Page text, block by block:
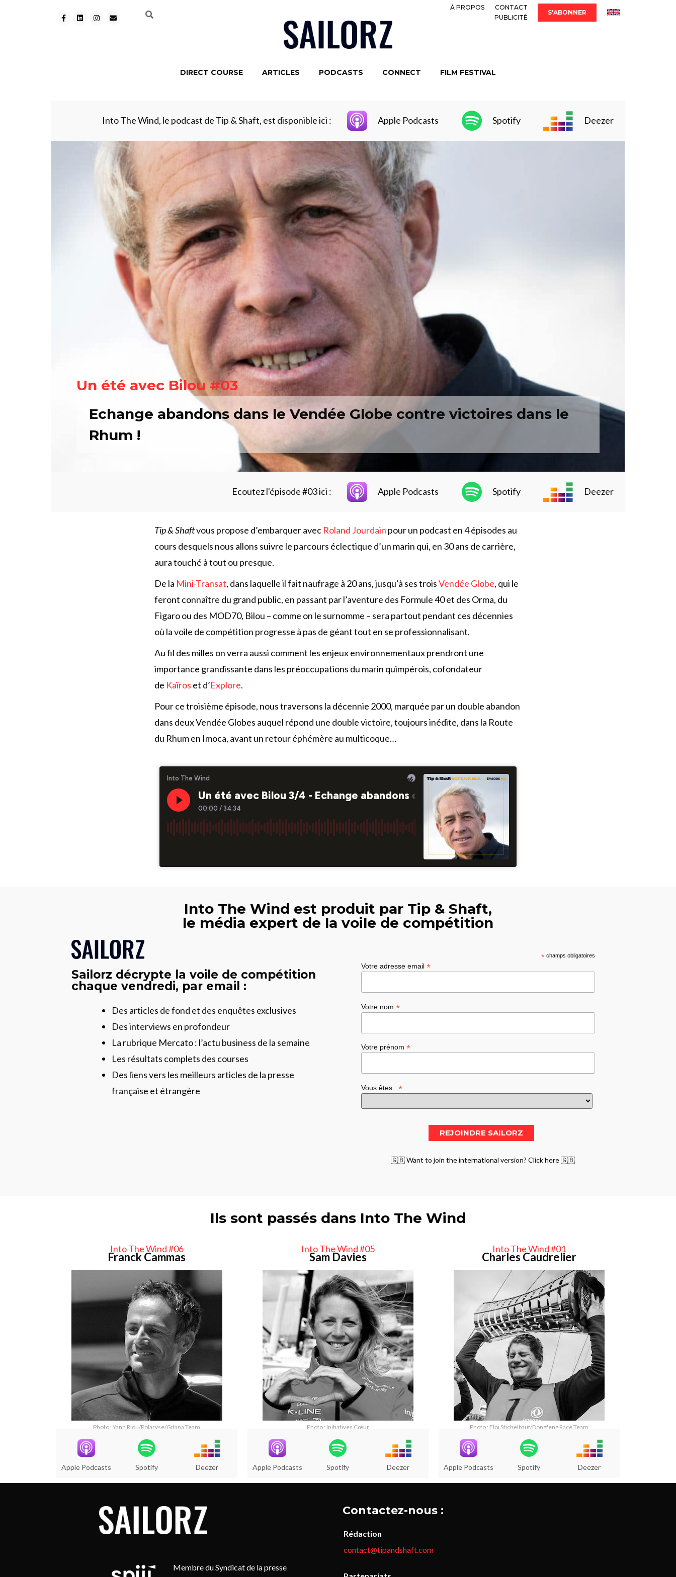
À PROPOS
CONTACT
PUBLICITÉ
S'ABONNER
DIRECT COURSE ARTICLES PODCASTS CONNECT FILM FESTIVAL
Into The Wind, le podcast de Tip & Shaft, est disponible ici : Apple Podcasts Spotify Deezer
Un été avec Bilou #03
Echange abandons dans le Vendée Globe contre victoires dans le
Rhum !
Ecoutez l'épisode #03 ici : Apple Podcasts Spotify Deezer
Tip & Shaftvous propose d’embarquer avec Roland Jourdain pour un podcast en 4 épisodes au
cours desquels nous allons suivre le parcours éclectique d’un marin qui, en 30 ans de carrière,
aura touché à tout ou presque.
De la Mini-Transat, dans laquelle il fait naufrage à 20 ans, jusqu’à ses troisVendée Globe, qui le
feront connaître du grand public, en passant par l’aventure des Formule 40 et des Orma, du
Figaro ou des MOD70, Bilou – comme on le surnomme – sera partout pendant ces décennies
où la voile de compétition progresse à pas de géant tout en se professionnalisant.
Au fil des milles on verra aussi comment les enjeux environnementaux prendront une
importance grandissante dans les préoccupations du marin quimpérois, cofondateur
de Kaïros et d’Explore.
Pour ce troisième épisode, nous traversons la décennie 2000, marquée par un double abandon
dans deux Vendée Globes auquel répond une double victoire, toujours inédite, dans la Route
du Rhum en Imoca, avant un retour éphémère au multicoque…
Into The Wind est produit par Tip & Shaft,
le média expert de la voile de compétition
Sailorz décrypte la voile de compétition
chaque vendredi, par email :
Des articles de fond et des enquêtes exclusives
Des interviews en profondeur
La rubrique Mercato : l’actu business de la semaine
Les résultats complets des courses
Des liens vers les meilleurs articles de la presse
française et étrangère
*champs obligatoires
Votre adresse email *
Votre nom *
Votre prénom *
Vous êtes : *
🇬🇧 Want to join the international version? Click here 🇬🇧
Ils sont passés dans Into The Wind
Into The Wind #06
Franck Cammas
Photo : Yann Riou/Polaryse/Gitana Team
Apple Podcasts Spotify Deezer
Into The Wind #05
Sam Davies
Photo : Initiatives Cœur
Apple Podcasts Spotify Deezer
Into The Wind #01
Charles Caudrelier
Photo : Eloi Stichelbaut/Dongfeng Race Team
Apple Podcasts Spotify Deezer
Membre du Syndicat de la presse
Contactez-nous :
Rédaction
contact@tipandshaft.com